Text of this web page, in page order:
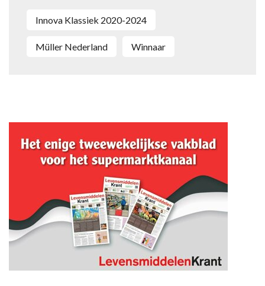
Innova Klassiek 2020-2024
Müller Nederland winnaar